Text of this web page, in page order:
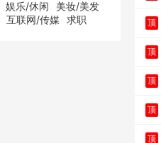
娱乐/休闲
美妆/美发
互联网/传媒 求职 顶
顶
顶
顶
顶